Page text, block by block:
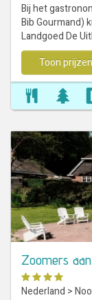
Bij het
Bib Gourmand)
Landgoed De
Toon
Zoomers
Nederland >